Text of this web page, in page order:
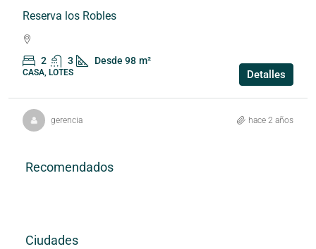
Reserva los Robles
2 3 Desde 98 m²
CASA, LOTES Detalles
gerencia hace 2 años
Recomendados
Ciudades